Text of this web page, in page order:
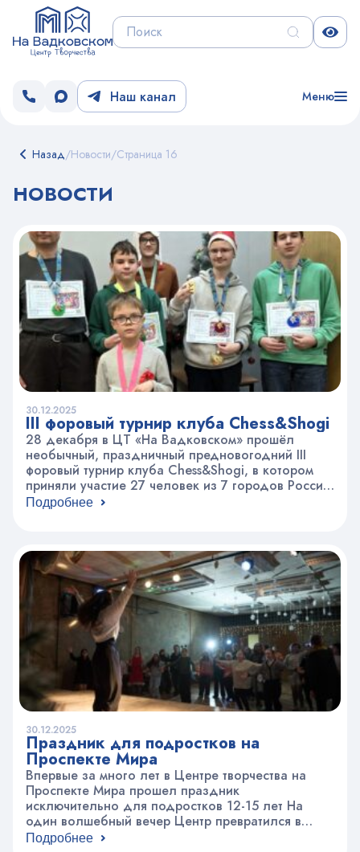
Наш канал Меню
Назад/Новости/Страница 16
НОВОСТИ
30.12.2025
III форовый турнир клуба Chess&Shogi
28 декабря в ЦТ «На Вадковском» прошёл
необычный, праздничный предновогодний III
форовый турнир клуба Chess&Shogi, в котором
приняли участие 27 человек из 7 городов России.
Этот турнир становится традиционным ярким,
Предпраздничное настроение создавали и
разноцветные комплекты, которые на этом
турнире стали отличным дополнением к общему
интерьеру. Жеребьёвку…
Подробнее
30.12.2025
Праздник для подростков на
Проспекте Мира
Впервые за много лет в Центре творчества на
Проспекте Мира прошел праздник
исключительно для подростков 12-15 лет На
один волшебный вечер Центр превратился в
уютное пространство для общения и
Подробнее